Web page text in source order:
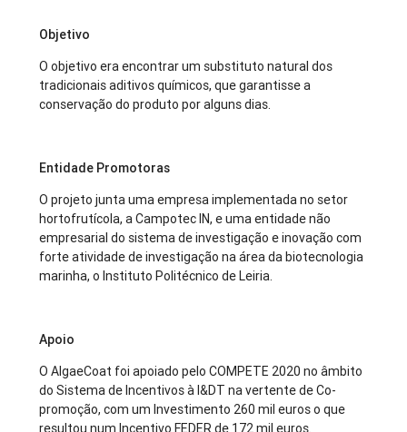
Objetivo
O objetivo era encontrar um substituto natural dos
tradicionais aditivos químicos, que garantisse a
conservação do produto por alguns dias.
Entidade Promotoras
O projeto junta uma empresa implementada no setor
hortofrutícola, a Campotec IN, e uma entidade não
empresarial do sistema de investigação e inovação com
forte atividade de investigação na área da biotecnologia
marinha, o Instituto Politécnico de Leiria.
Apoio
O AlgaeCoat foi apoiado pelo COMPETE 2020 no âmbito
do Sistema de Incentivos à I&DT na vertente de Co-
promoção, com um Investimento 260 mil euros o que